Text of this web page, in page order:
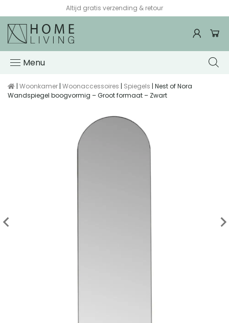
Altijd gratis verzending & retour
Menu
| Woonkamer | Woonaccessoires | Spiegels | Nest of Nora
Wandspiegel boogvormig – Groot formaat – Zwart